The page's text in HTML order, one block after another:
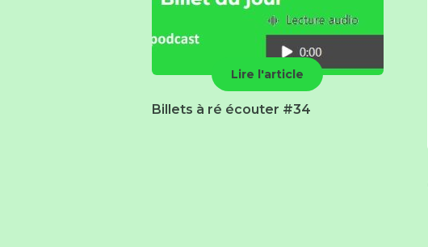
Lire l'article
Billets à ré écouter #34